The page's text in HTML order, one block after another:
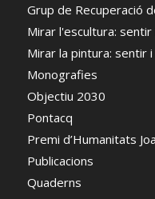
Grup de Recuperació
Mirar l'escultura: sentir
Mirar la pintura: sentir
Monografies
Objectiu 2030
Pontacq
Premi d’Humanitats
Publicacions
Quaderns